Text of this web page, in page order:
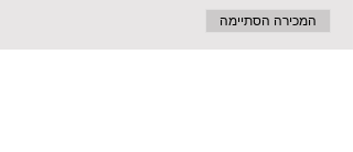
המכירה הסתיימה